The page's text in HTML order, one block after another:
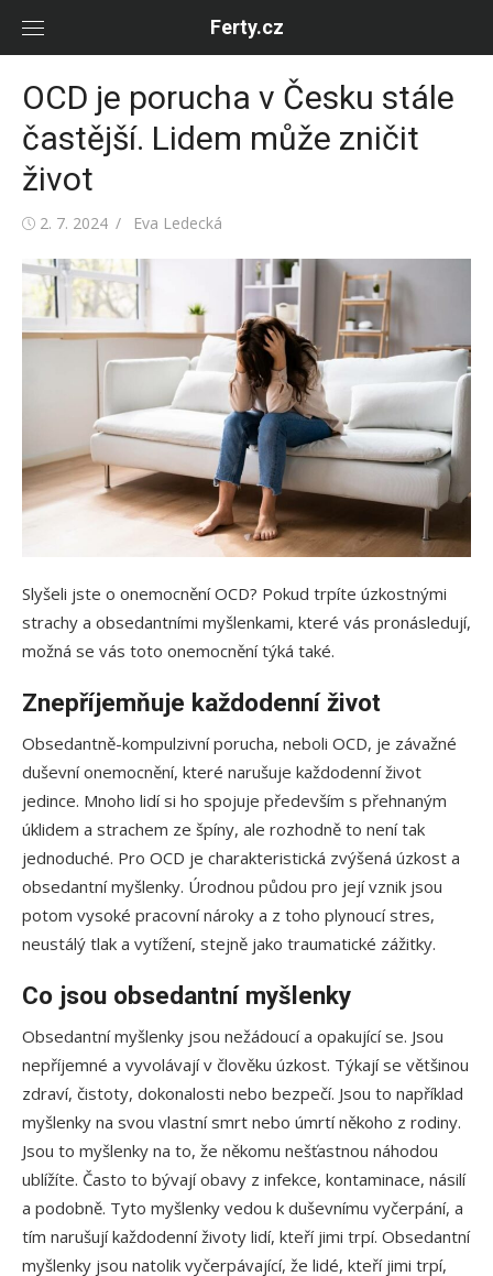
Ferty.cz
OCD je porucha v Česku stále
častější. Lidem může zničit
život
Posted
2. 7. 2024 Author
Eva Ledecká
Slyšeli jste o onemocnění OCD? Pokud trpíte úzkostnými
strachy a obsedantními myšlenkami, které vás pronásledují,
možná se vás toto onemocnění týká také.
Znepříjemňuje každodenní život
Obsedantně-kompulzivní porucha, neboli OCD, je závažné
duševní onemocnění, které narušuje každodenní život
jedince. Mnoho lidí si ho spojuje především s přehnaným
úklidem a strachem ze špíny, ale rozhodně to není tak
jednoduché. Pro OCD je charakteristická zvýšená úzkost a
obsedantní myšlenky. Úrodnou půdou pro její vznik jsou
potom vysoké pracovní nároky a z toho plynoucí stres,
neustálý tlak a vytížení, stejně jako traumatické zážitky.
Co jsou obsedantní myšlenky
Obsedantní myšlenky jsou nežádoucí a opakující se. Jsou
nepříjemné a vyvolávají v člověku úzkost. Týkají se většinou
zdraví, čistoty, dokonalosti nebo bezpečí. Jsou to například
myšlenky na svou vlastní smrt nebo úmrtí někoho z rodiny.
Jsou to myšlenky na to, že někomu nešťastnou náhodou
ublížíte. Často to bývají obavy z infekce, kontaminace, násilí
a podobně. Tyto myšlenky vedou k duševnímu vyčerpání, a
tím narušují každodenní životy lidí, kteří jimi trpí. Obsedantní
myšlenky jsou natolik vyčerpávající, že lidé, kteří jimi trpí,